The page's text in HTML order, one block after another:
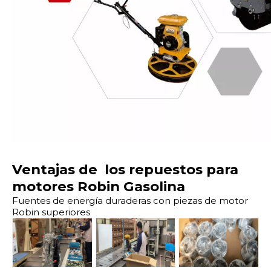
Ventajas de los repuestos para
motores Robin Gasolina
Fuentes de energía duraderas con piezas de motor
Robin superiores